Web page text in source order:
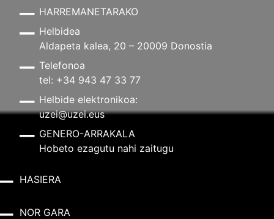
HARREMANETARAKO
Helbidea
Aldapeta kalea, 20 – 20009 Donostia
Telefonoa
tel: +34 943 47 33 77
Helbide elektronikoa:
uzei@uzei.eus
GENERO-ARRAKALA
Hobeto ezagutu nahi zaitugu
HASIERA
NOR GARA